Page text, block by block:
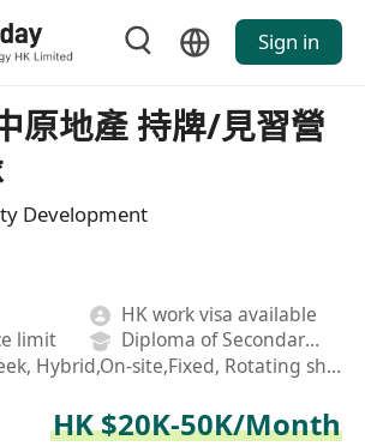
Sign in
原地產 持牌/見習營
Development
HK work visa available
limit
Diploma of Secondary School
6 days per week, Hybrid,On-site,Fixed, Rotating shifts
HK $20K-50K/Month